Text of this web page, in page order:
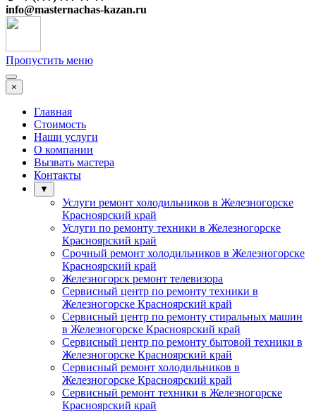
info@masternachas-kazan.ru
Пропустить меню
×
Главная
Стоимость
Наши услуги
О компании
Вызвать мастера
Контакты
▼
Услуги ремонт холодильников в Железногорске
Красноярский край
Услуги по ремонту техники в Железногорске
Красноярский край
Срочный ремонт холодильников в Железногорске
Красноярский край
Железногорск ремонт телевизора
Сервисный центр по ремонту техники в
Железногорске Красноярский край
Сервисный центр по ремонту стиральных машин
в Железногорске Красноярский край
Сервисный центр по ремонту бытовой техники в
Железногорске Красноярский край
Сервисный ремонт холодильников в
Железногорске Красноярский край
Сервисный ремонт техники в Железногорске
Красноярский край